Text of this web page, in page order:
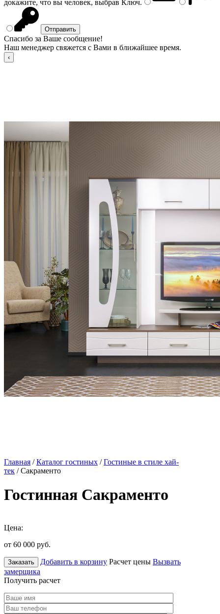
докажите, что вы человек, выбрав Ключ.
Спасибо за Ваше сообщение!
Наш менеджер свяжется с Вами в ближайшее время.
Главная /Каталог гостиных /Гостиные в стиле хай-
тек / Сакраменто
Гостинная Сакраменто
Цена:
от 60 000 руб.
Заказать Добавить в корзину Расчет цены Вызвать
замерщика
Получить расчет